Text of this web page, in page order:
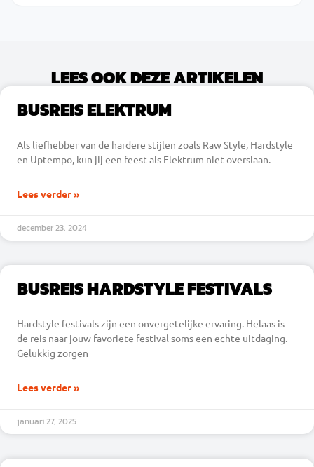
LEES OOK DEZE ARTIKELEN
BUSREIS ELEKTRUM
Als liefhebber van de hardere stijlen zoals Raw Style, Hardstyle
en Uptempo, kun jij een feest als Elektrum niet overslaan.
Lees verder »
december 23, 2024
BUSREIS HARDSTYLE FESTIVALS
Hardstyle festivals zijn een onvergetelijke ervaring. Helaas is
de reis naar jouw favoriete festival soms een echte uitdaging.
Gelukkig zorgen
Lees verder »
januari 27, 2025